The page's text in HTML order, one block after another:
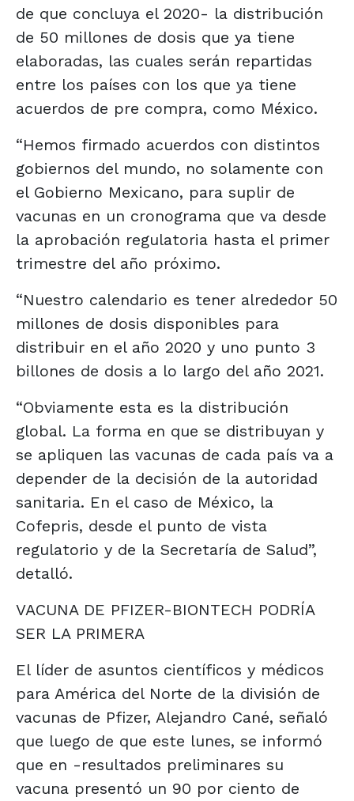
de que concluya el 2020- la distribución
de 50 millones de dosis que ya tiene
elaboradas, las cuales serán repartidas
entre los países con los que ya tiene
acuerdos de pre compra, como México.
“Hemos firmado acuerdos con distintos
gobiernos del mundo, no solamente con
el Gobierno Mexicano, para suplir de
vacunas en un cronograma que va desde
la aprobación regulatoria hasta el primer
trimestre del año próximo.
“Nuestro calendario es tener alrededor 50
millones de dosis disponibles para
distribuir en el año 2020 y uno punto 3
billones de dosis a lo largo del año 2021.
“Obviamente esta es la distribución
global. La forma en que se distribuyan y
se apliquen las vacunas de cada país va a
depender de la decisión de la autoridad
sanitaria. En el caso de México, la
Cofepris, desde el punto de vista
regulatorio y de la Secretaría de Salud”,
detalló.
VACUNA DE PFIZER-BIONTECH PODRÍA
SER LA PRIMERA
El líder de asuntos científicos y médicos
para América del Norte de la división de
vacunas de Pfizer, Alejandro Cané, señaló
que luego de que este lunes, se informó
que en -resultados preliminares su
vacuna presentó un 90 por ciento de